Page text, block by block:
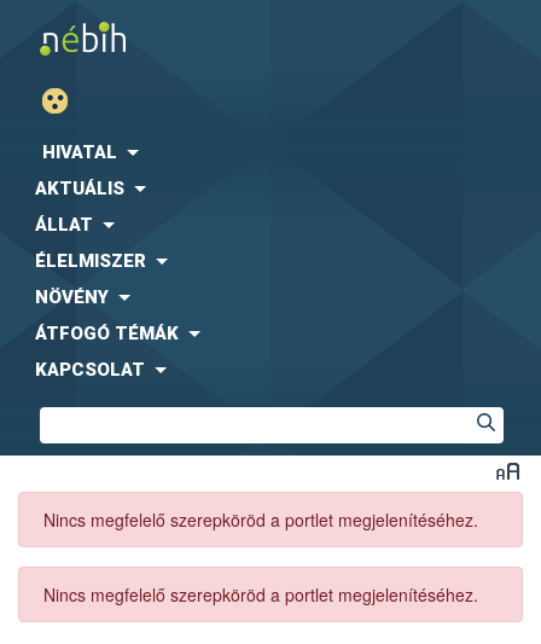
HIVATAL
AKTUÁLIS
ÁLLAT
ÉLELMISZER
NÖVÉNY
ÁTFOGÓ TÉMÁK
KAPCSOLAT
Nincs megfelelő szerepköröd a portlet megjelenítéséhez.
Nincs megfelelő szerepköröd a portlet megjelenítéséhez.